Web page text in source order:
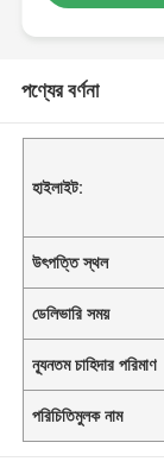
পণ্যের বর্ণনা
হাইলাইট:
উৎপত্তি স্থল
ডেলিভারি সময়
ন্যূনতম চাহিদার পরিমাণ
পরিচিতিমুলক নাম